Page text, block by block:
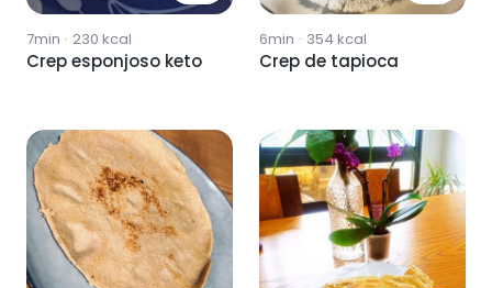
7min · 230 kcal
Crep esponjoso keto
6min · 354 kcal
Crep de tapioca